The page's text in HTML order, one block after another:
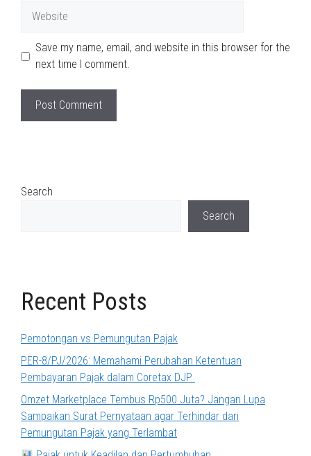
Save my name, email, and website in this browser for the
next time I comment.
Search
Search
Recent Posts
Pemotongan vs Pemungutan Pajak
PER-8/PJ/2026: Memahami Perubahan Ketentuan
Pembayaran Pajak dalam Coretax DJP
Omzet Marketplace Tembus Rp500 Juta? Jangan Lupa
Sampaikan Surat Pernyataan agar Terhindar dari
Pemungutan Pajak yang Terlambat